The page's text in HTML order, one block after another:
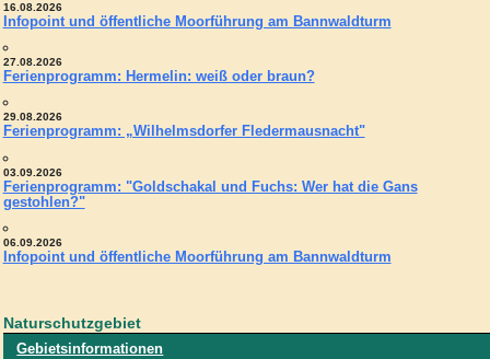
16.08.2026
Infopoint und öffentliche Moorführung am Bannwaldturm
27.08.2026
Ferienprogramm: Hermelin: weiß oder braun?
29.08.2026
Ferienprogramm: „Wilhelmsdorfer Fledermausnacht"
03.09.2026
Ferienprogramm: "Goldschakal und Fuchs: Wer hat die Gans
gestohlen?"
06.09.2026
Infopoint und öffentliche Moorführung am Bannwaldturm
Naturschutzgebiet
Gebietsinformationen